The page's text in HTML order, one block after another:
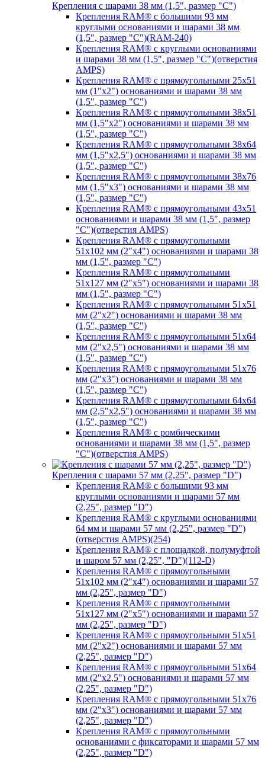
Крепления с шарами 38 мм (1,5", размер "C")
Крепления RAM® с большими 93 мм
круглыми основаниями и шарами 38 мм
(1,5", размер "C")(RAM-240)
Крепления RAM® с круглыми основаниями
и шарами 38 мм (1,5", размер "C")(отверстия
AMPS)
Крепления RAM® с прямоугольными 25х51
мм (1"х2") основаниями и шарами 38 мм
(1,5", размер "C")
Крепления RAM® с прямоугольными 38х51
мм (1,5"х2") основаниями и шарами 38 мм
(1,5", размер "C")
Крепления RAM® с прямоугольными 38х64
мм (1,5"х2,5") основаниями и шарами 38 мм
(1,5", размер "C")
Крепления RAM® с прямоугольными 38х76
мм (1,5"х3") основаниями и шарами 38 мм
(1,5", размер "C")
Крепления RAM® с прямоугольными 43х51
основаниями и шарами 38 мм (1,5", размер
"C")(отверстия AMPS)
Крепления RAM® с прямоугольными
51х102 мм (2"х4") основаниями и шарами 38
мм (1,5", размер "C")
Крепления RAM® с прямоугольными
51х127 мм (2"х5") основаниями и шарами 38
мм (1,5", размер "C")
Крепления RAM® с прямоугольными 51х51
мм (2"х2") основаниями и шарами 38 мм
(1,5", размер "C")
Крепления RAM® с прямоугольными 51х64
мм (2"х2,5") основаниями и шарами 38 мм
(1,5", размер "C")
Крепления RAM® с прямоугольными 51х76
мм (2"х3") основаниями и шарами 38 мм
(1,5", размер "C")
Крепления RAM® с прямоугольными 64х64
мм (2,5"х2,5") основаниями и шарами 38 мм
(1,5", размер "C")
Крепления RAM® с ромбическими
основаниями и шарами 38 мм (1,5", размер
"C")(отверстия AMPS)
Крепления с шарами 57 мм (2,25", размер "D")
Крепления RAM® с большими 93 мм
круглыми основаниями и шарами 57 мм
(2,25", размер "D")
Крепления RAM® с круглыми основаниями
64 мм и шарами 57 мм (2,25", размер "D")
(отверстия AMPS)(254)
Крепления RAM® с площадкой, полумуфтой
и шаром 57 мм (2,25", "D")(112-D)
Крепления RAM® с прямоугольными
51х102 мм (2"х4") основаниями и шарами 57
мм (2,25", размер "D")
Крепления RAM® с прямоугольными
51х127 мм (2"х5") основаниями и шарами 57
мм (2,25", размер "D")
Крепления RAM® с прямоугольными 51х51
мм (2"х2") основаниями и шарами 57 мм
(2,25", размер "D")
Крепления RAM® с прямоугольными 51х64
мм (2"х2,5") основаниями и шарами 57 мм
(2,25", размер "D")
Крепления RAM® с прямоугольными 51х76
мм (2"х3") основаниями и шарами 57 мм
(2,25", размер "D")
Крепления RAM® с прямоугольными
основаниями с фиксаторами и шарами 57 мм
(2,25", размер "D")